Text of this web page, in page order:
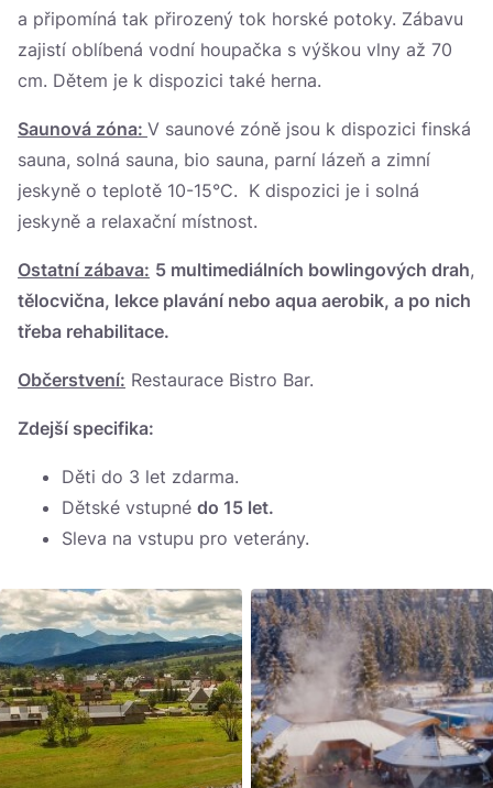
a připomíná tak přirozený tok horské potoky. Zábavu
zajistí oblíbená vodní houpačka s výškou vlny až 70
cm. Dětem je k dispozici také herna.
Saunová zóna: V saunové zóně jsou k dispozici finská
sauna, solná sauna, bio sauna, parní lázeň a zimní
jeskyně o teplotě 10-15°C. K dispozici je i solná
jeskyně a relaxační místnost.
Ostatní zábava: 5 multimediálních bowlingových drah,
tělocvična, lekce plavání nebo aqua aerobik, a po nich
třeba rehabilitace.
Občerstvení: Restaurace Bistro Bar.
Zdejší specifika:
Děti do 3 let zdarma.
Dětské vstupné do 15 let.
Sleva na vstupu pro veterány.